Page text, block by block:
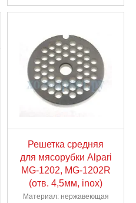
Решетка средняя
для мясорубки Alpari
MG-1202, MG-1202R
(отв. 4,5мм, inox)
Материал: нержавеющая